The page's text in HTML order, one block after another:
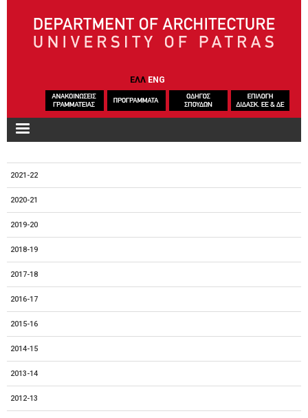
ΕΛΛ ENG
2021-22
2020-21
2019-20
2018-19
2017-18
2016-17
2015-16
2014-15
2013-14
2012-13